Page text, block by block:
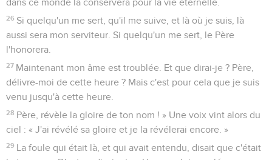
dans ce monde la conservera pour la vie éternelle.
26 Si quelqu'un me sert, qu'il me suive, et là où je suis, là
aussi sera mon serviteur. Si quelqu'un me sert, le Père
l'honorera.
27 Maintenant mon âme est troublée. Et que dirai-je ? Père,
délivre-moi de cette heure ? Mais c'est pour cela que je suis
venu jusqu'à cette heure.
28 Père, révèle la gloire de ton nom ! » Une voix vint alors du
ciel : « J'ai révélé sa gloire et je la révélerai encore. »
29 La foule qui était là, et qui avait entendu, disait que c'était